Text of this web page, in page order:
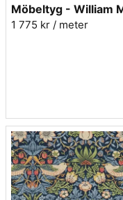
1 775 kr / meter